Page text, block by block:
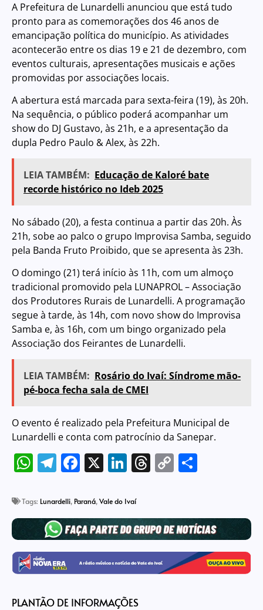
A Prefeitura de Lunardelli anunciou que está tudo
pronto para as comemorações dos 46 anos de
emancipação política do município. As atividades
acontecerão entre os dias 19 e 21 de dezembro, com
eventos culturais, apresentações musicais e ações
promovidas por associações locais.
A abertura está marcada para sexta-feira (19), às 20h.
Na sequência, o público poderá acompanhar um
show do DJ Gustavo, às 21h, e a apresentação da
dupla Pedro Paulo & Alex, às 22h.
LEIA TAMBÉM: Educação de Kaloré bate
recorde histórico no Ideb 2025
No sábado (20), a festa continua a partir das 20h. Às
21h, sobe ao palco o grupo Improvisa Samba, seguido
pela Banda Fruto Proibido, que se apresenta às 23h.
O domingo (21) terá início às 11h, com um almoço
tradicional promovido pela LUNAPROL – Associação
dos Produtores Rurais de Lunardelli. A programação
segue à tarde, às 14h, com novo show do Improvisa
Samba e, às 16h, com um bingo organizado pela
Associação dos Feirantes de Lunardelli.
LEIA TAMBÉM: Rosário do Ivaí: Síndrome mão-
pé-boca fecha sala de CMEI
O evento é realizado pela Prefeitura Municipal de
Lunardelli e conta com patrocínio da Sanepar.
WhatsApp
Telegram
Facebook
X LinkedIn
Threads
Copy
Tags: Lunardelli, Paraná,Vale do Ivaí
PLANTÃO DE INFORMAÇÕES